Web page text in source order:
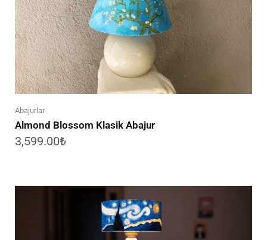
Abajurlar
Almond Blossom Klasik Abajur
3,599.00₺